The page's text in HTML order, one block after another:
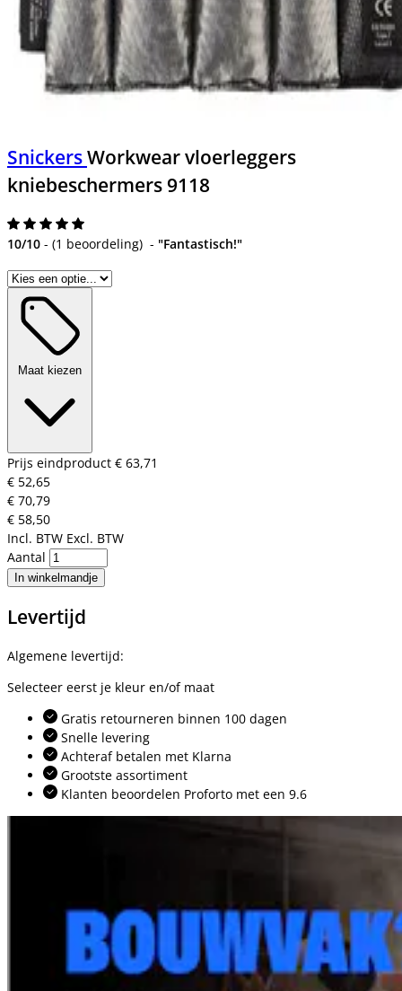
SnickersWorkwear vloerleggers
kniebeschermers 9118
10/10 - (1 beoordeling) - "Fantastisch!"
Maat kiezen
Prijs eindproduct € 63,71
€ 52,65
€ 70,79
€ 58,50
Incl. BTW Excl. BTW
Aantal
In winkelmandje
Levertijd
Algemene levertijd:
Selecteer eerst je kleur en/of maat
Gratis retourneren binnen 100 dagen
Snelle levering
Achteraf betalen met Klarna
Grootste assortiment
Klanten beoordelen Proforto met een 9.6